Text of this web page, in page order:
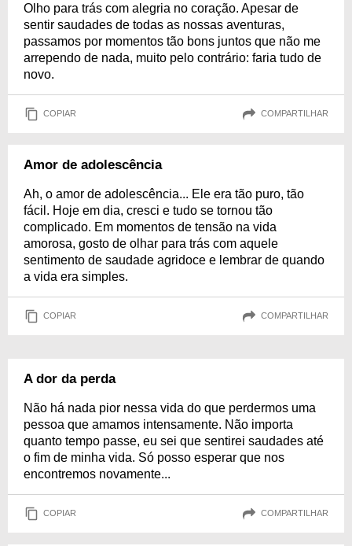
Olho para trás com alegria no coração. Apesar de
sentir saudades de todas as nossas aventuras,
passamos por momentos tão bons juntos que não me
arrependo de nada, muito pelo contrário: faria tudo de
novo.
COPIAR COMPARTILHAR
Amor de adolescência
Ah, o amor de adolescência... Ele era tão puro, tão
fácil. Hoje em dia, cresci e tudo se tornou tão
complicado. Em momentos de tensão na vida
amorosa, gosto de olhar para trás com aquele
sentimento de saudade agridoce e lembrar de quando
a vida era simples.
COPIAR COMPARTILHAR
A dor da perda
Não há nada pior nessa vida do que perdermos uma
pessoa que amamos intensamente. Não importa
quanto tempo passe, eu sei que sentirei saudades até
o fim de minha vida. Só posso esperar que nos
encontremos novamente...
COPIAR COMPARTILHAR